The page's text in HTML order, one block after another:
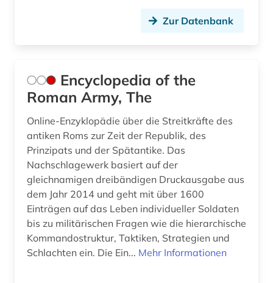
science-fiction-studien (1)
sicherheit (1)
sklaverei (1)
sowjetunion (1)
sozialwissenschaften (1)
studien des 18. jahrhunderts (1)
technik (1)
umwelt (1)
Zur Datenbank
Encyclopedia of the
Roman Army, The
Online-Enzyklopädie über die Streitkräfte des
antiken Roms zur Zeit der Republik, des
Prinzipats und der Spätantike. Das
Nachschlagewerk basiert auf der
gleichnamigen dreibändigen Druckausgabe aus
dem Jahr 2014 und geht mit über 1600
Einträgen auf das Leben individueller Soldaten
bis zu militärischen Fragen wie die hierarchische
Kommandostruktur, Taktiken, Strategien und
Schlachten ein. Die Ein... Mehr Informationen